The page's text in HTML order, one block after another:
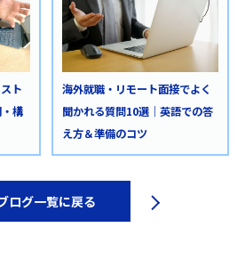
ト
構
海外就職・リモート面接でよく
聞かれる質問10選｜英語での答
え方＆準備のコツ
ログ一覧に戻る